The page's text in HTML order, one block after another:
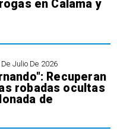
en Calama y
De Julio De 2026
Recuperan
robadas ocultas
de